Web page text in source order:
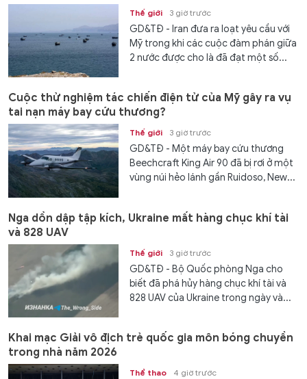
Thế giới 3 giờ trước
GD&TĐ - Iran đưa ra loạt yêu cầu với
Mỹ trong khi các cuộc đàm phán giữa
2 nước được cho là đã đạt một số...
Cuộc thử nghiệm tác chiến điện tử của Mỹ gây ra vụ
tai nạn máy bay cứu thương?
Thế giới 3 giờ trước
GD&TĐ - Một máy bay cứu thương
Beechcraft King Air 90 đã bị rơi ở một
vùng núi hẻo lánh gần Ruidoso, New...
Nga dồn dập tập kích, Ukraine mất hàng chục khí tài
và 828 UAV
Thế giới 3 giờ trước
GD&TĐ - Bộ Quốc phòng Nga cho
biết đã phá hủy hàng chục khí tài và
828 UAV của Ukraine trong ngày và...
Khai mạc Giải vô địch trẻ quốc gia môn bóng chuyền
trong nhà năm 2026
Thể thao 4 giờ trước